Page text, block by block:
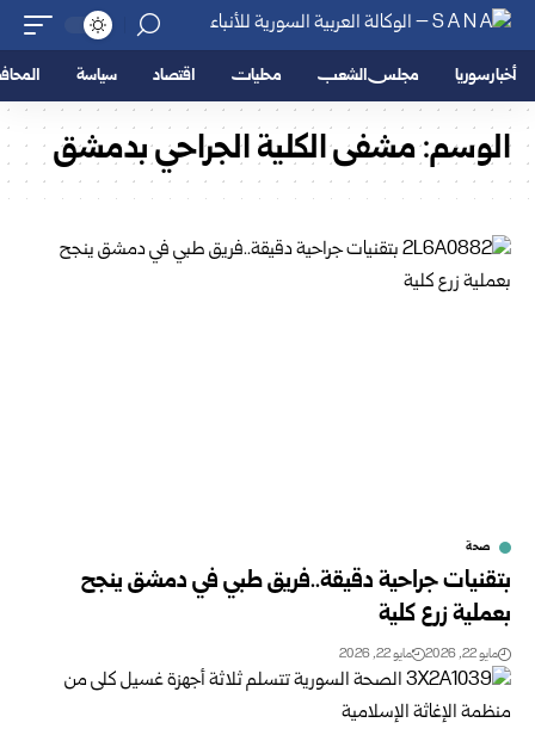
أخبار سوريا مجلس الشعب محليات اقتصاد سياسة
الوسم:مشفى الكلية الجراحي بدمشق
صحة
بتقنيات جراحية دقيقة..فريق طبي في دمشق ينجح
بعملية زرع كلية
مايو 22, 2026 مايو 22, 2026